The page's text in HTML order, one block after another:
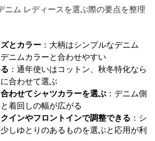
ニム レディースを選ぶ際の要点を整理
とカラー ：大柄はシンプルなデニム
ニムカラーと合わせやすい
：通年使いはコットン、秋冬特化なら
合わせて選ぶ
わせてシャツカラーを選ぶ ：デニム側
着回しの幅が広がる
インやフロントインで調整できる ：シ
しゆとりのあるものを選ぶと応用が利